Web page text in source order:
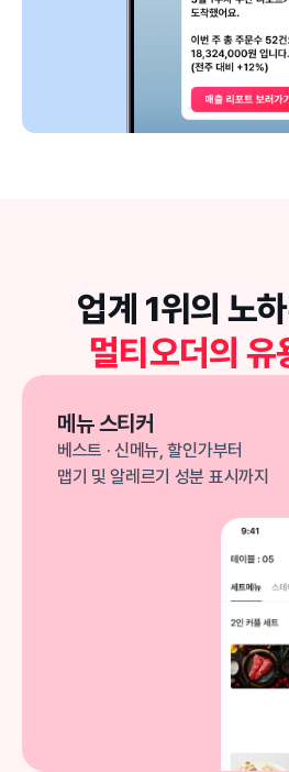
업계 1위의 노
멀티오더의 유
메뉴 스티커
베스트 · 신메뉴, 할인가부터
맵기 및 알레르기 성분 표시까지